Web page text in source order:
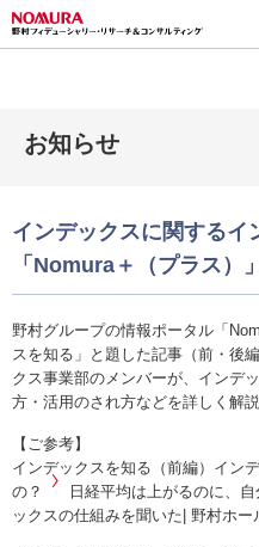
お知らせ
インデックスに関するイ
「Nomura＋（プラス）
野村グループの情報ポータル「
スを知る」と題した記事（前・後
クス事業部のメンバーが、インデ
方・活用のされ方などを詳しく解説
【ご参考】
インデックスを知る（前編）イン
の？
日経平均は上がるのに、
ックスの仕組みを聞いた| 野村ホ